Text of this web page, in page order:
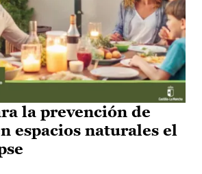
la prevención de
espacios naturales el